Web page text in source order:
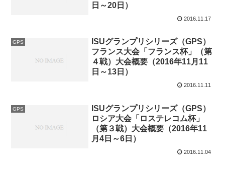
日～20日）
2016.11.17
GPS
ISUグランプリシリーズ（GPS）
フランス大会「フランス杯」（第
４戦）大会概要（2016年11月11
日～13日）
2016.11.11
GPS
ISUグランプリシリーズ（GPS）
ロシア大会「ロステレコム杯」
（第３戦）大会概要（2016年11
月4日～6日）
2016.11.04